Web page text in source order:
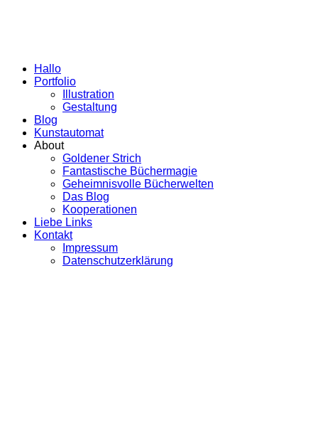
Hallo
Portfolio
Illustration
Gestaltung
Blog
Kunstautomat
About
Goldener Strich
Fantastische Büchermagie
Geheimnisvolle Bücherwelten
Das Blog
Kooperationen
Liebe Links
Kontakt
Impressum
Datenschutzerklärung